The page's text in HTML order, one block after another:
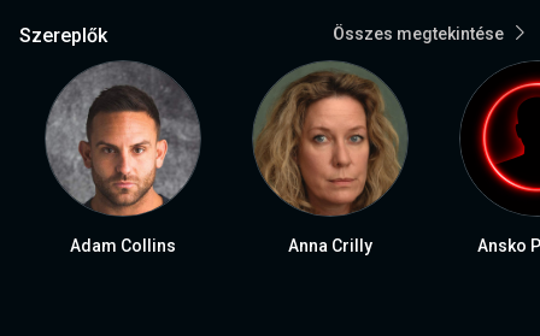
Szereplők Összes megtekintése
Adam Collins Anna Crilly Ansko